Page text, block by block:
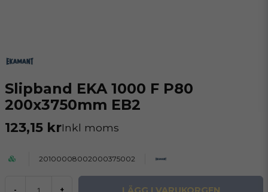
Slipband EKA 1000 F P80
200x3750mm EB2
123,15 krInkl moms
20100008002000375002
- +